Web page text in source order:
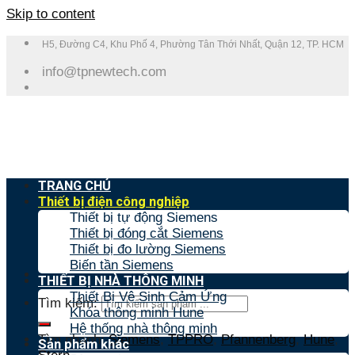
Skip to content
H5, Đường C4, Khu Phố 4, Phường Tân Thới Nhất, Quận 12, TP. HCM
info@tpnewtech.com
Tìm kiếm:
Tìm nhanh:Siemens,TPPRO,Pfannenberg,Hune,
TRANG CHỦ
Thiết bị điện công nghiệp
Thiết bị tự động Siemens
Thiết bị đóng cắt Siemens
Thiết bị đo lường Siemens
Biến tần Siemens
THIẾT BỊ NHÀ THÔNG MINH
Thiết Bị Vệ Sinh Cảm Ứng
Khóa thông minh Hune
Hệ thống nhà thông minh
Sản phẩm khác